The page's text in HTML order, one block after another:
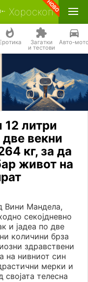
Хороскоп
Загатки
и тестови
Авто-
литри
векни
кг, за да
живот на
Вини Мандела,
секојдневно
и јадеа по две
количини брза
здравствени
на нивниот син
мерки и
својата телесна